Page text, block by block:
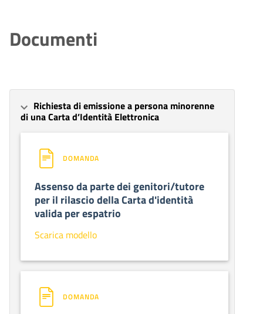
Documenti
Richiesta di emissione a persona minorenne
di una Carta d’Identità Elettronica
DOMANDA
Assenso da parte dei genitori/tutore
per il rilascio della Carta d'identità
valida per espatrio
Scarica modello
DOMANDA